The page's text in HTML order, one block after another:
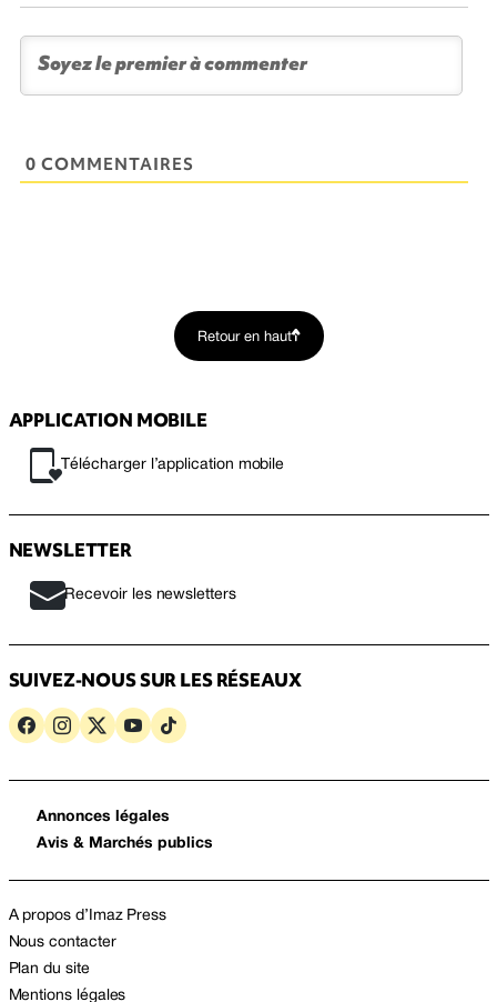
0 COMMENTAIRES
Retour en haut
APPLICATION MOBILE
Télécharger l’application mobile
NEWSLETTER
Recevoir les newsletters
SUIVEZ-NOUS SUR LES RÉSEAUX
Annonces légales
Avis & Marchés publics
A propos d’Imaz Press
Nous contacter
Plan du site
Mentions légales